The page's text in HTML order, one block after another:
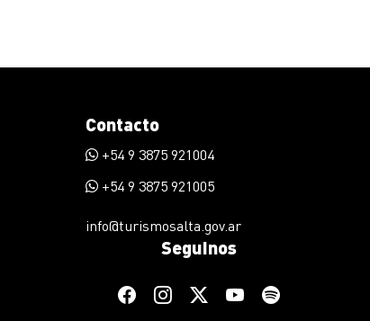
Contacto
+54 9 3875 921004
+54 9 3875 921005
info@turismosalta.gov.ar
Seguinos